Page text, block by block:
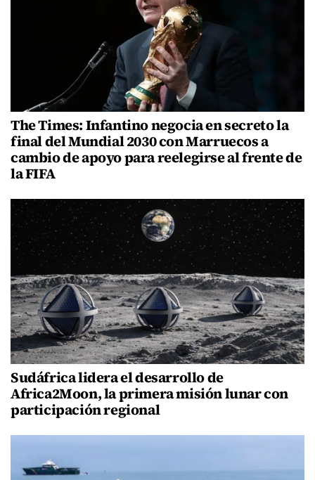
The Times: Infantino negocia en secreto la
final del Mundial 2030 con Marruecos a
cambio de apoyo para reelegirse al frente de
la FIFA
Sudáfrica lidera el desarrollo de
Africa2Moon, la primera misión lunar con
participación regional